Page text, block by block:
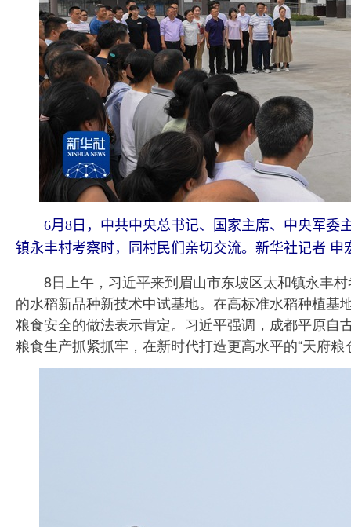
6月8日，中共中央总书记、国家主席、中央军委
镇永丰村考察时，同村民们亲切交流。新华社记者 申
8日上午，习近平来到眉山市东坡区太和镇永丰村
的水稻新品种新技术中试基地。在高标准水稻种植
粮食安全的做法表示肯定。习近平强调，成都平原自
粮食生产抓紧抓牢，在新时代打造更高水平的“天府粮